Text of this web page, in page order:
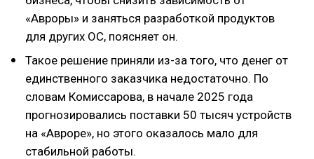
«Авроры» и заняться разработкой продуктов
для других ОС, поясняет он.
Такое решение приняли из-за того, что денег от
единственного заказчика недостаточно. По
словам Комиссарова, в начале 2025 года
прогнозировались поставки 50 тысяч устройств
на «Авроре», но этого оказалось мало для
стабильной работы.